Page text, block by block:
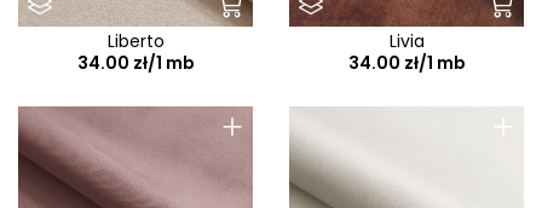
Liberto
34.00 zł/1 mb
Livia
34.00 zł/1 mb
+ +